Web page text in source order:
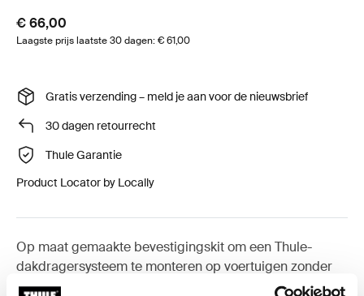
€ 66,00
Laagste prijs laatste 30 dagen: € 61,00
Gratis verzending – meld je aan voor de nieuwsbrief
30 dagen retourrecht
Thule Garantie
Product Locator by Locally
Op maat gemaakte bevestigingskit om een Thule-
dakdragersysteem te monteren op voertuigen zonder
bestaande bevestigingspunten voor dakdragers, of